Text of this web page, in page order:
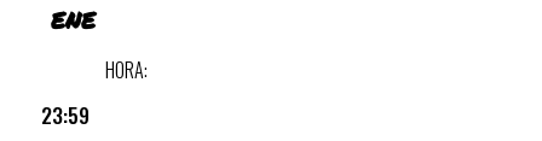
ENE
HORA:
23:59